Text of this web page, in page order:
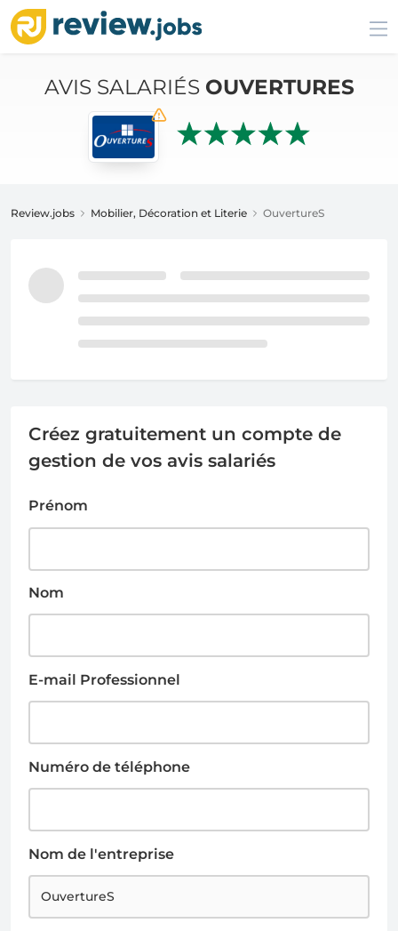
AVIS SALARIÉS OUVERTURES
Review.jobs Mobilier, Décoration et Literie OuvertureS
Créez gratuitement un compte de
gestion de vos avis salariés
Prénom
Nom
E-mail Professionnel
Numéro de téléphone
Nom de l'entreprise